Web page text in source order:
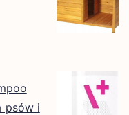
psów i